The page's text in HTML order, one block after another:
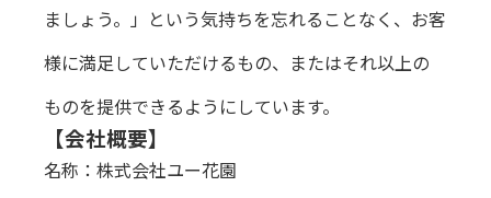
ましょう。」という気持ちを忘れることなく、お客
様に満足していただけるもの、またはそれ以上の
ものを提供できるようにしています。
【会社概要】
名称：株式会社ユー花園